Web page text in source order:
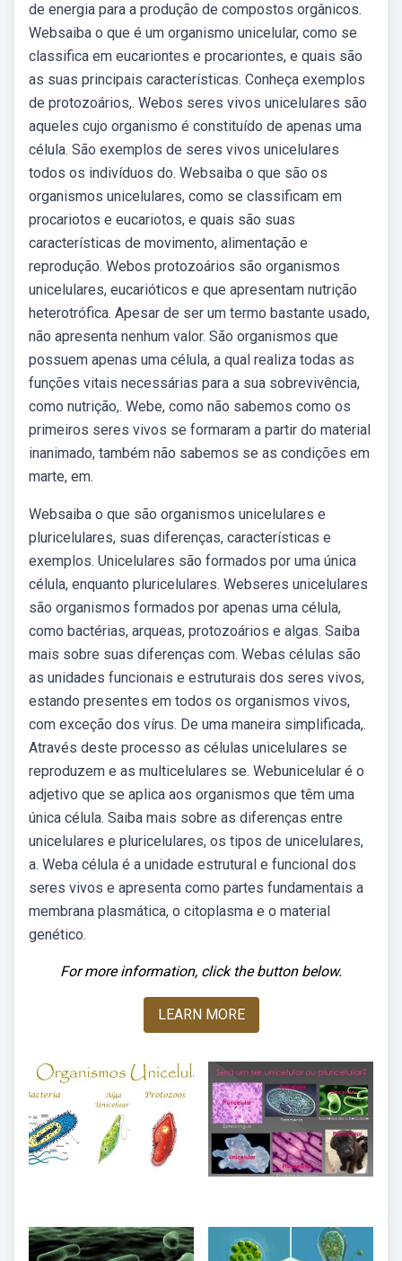
de energia para a produção de compostos orgânicos.
Websaiba o que é um organismo unicelular, como se
classifica em eucariontes e procariontes, e quais são
as suas principais características. Conheça exemplos
de protozoários,. Webos seres vivos unicelulares são
aqueles cujo organismo é constituído de apenas uma
célula. São exemplos de seres vivos unicelulares
todos os indivíduos do. Websaiba o que são os
organismos unicelulares, como se classificam em
procariotos e eucariotos, e quais são suas
características de movimento, alimentação e
reprodução. Webos protozoários são organismos
unicelulares, eucarióticos e que apresentam nutrição
heterotrófica. Apesar de ser um termo bastante usado,
não apresenta nenhum valor. São organismos que
possuem apenas uma célula, a qual realiza todas as
funções vitais necessárias para a sua sobrevivência,
como nutrição,. Webe, como não sabemos como os
primeiros seres vivos se formaram a partir do material
inanimado, também não sabemos se as condições em
marte, em.
Websaiba o que são organismos unicelulares e
pluricelulares, suas diferenças, características e
exemplos. Unicelulares são formados por uma única
célula, enquanto pluricelulares. Webseres unicelulares
são organismos formados por apenas uma célula,
como bactérias, arqueas, protozoários e algas. Saiba
mais sobre suas diferenças com. Webas células são
as unidades funcionais e estruturais dos seres vivos,
estando presentes em todos os organismos vivos,
com exceção dos vírus. De uma maneira simplificada,.
Através deste processo as células unicelulares se
reproduzem e as multicelulares se. Webunicelular é o
adjetivo que se aplica aos organismos que têm uma
única célula. Saiba mais sobre as diferenças entre
unicelulares e pluricelulares, os tipos de unicelulares,
a. Weba célula é a unidade estrutural e funcional dos
seres vivos e apresenta como partes fundamentais a
membrana plasmática, o citoplasma e o material
genético.
For more information, click the button below.
LEARN MORE